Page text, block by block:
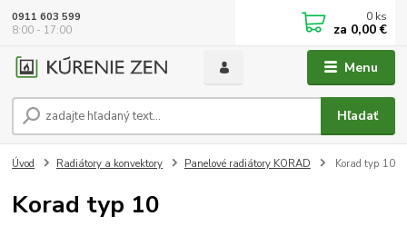
Menu
Hľadať
0911 603 599
8:00 - 17:00
0 ks
za 0,00 €
Úvod Radiátory a konvektory Panelové radiátory KORAD Korad typ 10
Korad typ 10